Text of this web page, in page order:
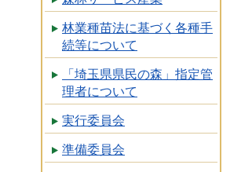
林業種苗法に基づく各種手
続等について
「埼玉県県民の森」指定管
理者について
実行委員会
準備委員会